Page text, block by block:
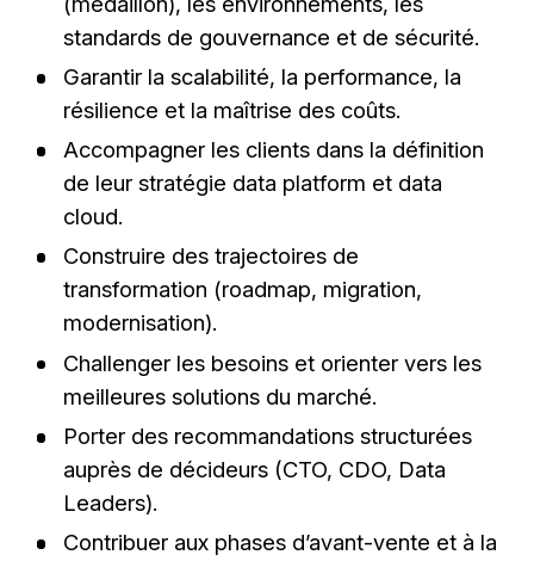
standards de gouvernance et de sécurité.
Garantir la scalabilité, la performance, la
résilience et la maîtrise des coûts.
Accompagner les clients dans la définition
de leur stratégie data platform et data
cloud.
Construire des trajectoires de
transformation (roadmap, migration,
modernisation).
Challenger les besoins et orienter vers les
meilleures solutions du marché.
Porter des recommandations structurées
auprès de décideurs (CTO, CDO, Data
Leaders).
Contribuer aux phases d’avant-vente et à la